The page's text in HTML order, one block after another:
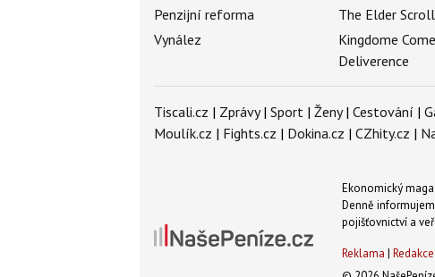
Penzijní reforma
Vynález
The Elder
Kingdome
Deliverence
Tiscali.cz | Zprávy| Sport | Ženy| Cestování |
Moulík.cz | Fights.cz | Dokina.cz | CZhity.cz |
Ekonomický
Denně
pojišťovnictví a
Reklama | Redakce